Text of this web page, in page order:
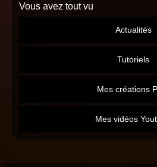
Actualités
Tutoriels
Mes créations
Mes vidéos
Vous avez tout vu